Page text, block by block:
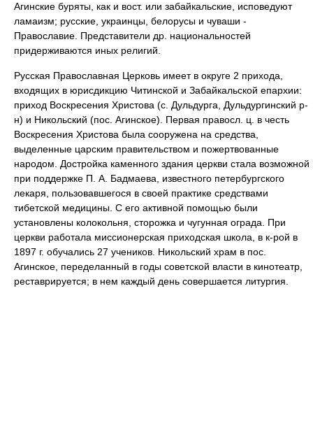
Агинские буряты, как и вост. или забайкальские, исповедуют
ламаизм; русские, украинцы, белорусы и чуваши -
Православие. Представители др. национальностей
придерживаются иных религий.
Русская Православная Церковь имеет в округе 2 прихода,
входящих в юрисдикцию Читинской и Забайкальской епархии:
приход Воскресения Христова (с. Дульдурга, Дульдургинский р-
н) и Никольский (пос. Агинское). Первая правосл. ц. в честь
Воскресения Христова была сооружена на средства,
выделенные царским правительством и пожертвованные
народом. Достройка каменного здания церкви стала возможной
при поддержке П. А. Бадмаева, известного петербургского
лекаря, пользовавшегося в своей практике средствами
тибетской медицины. С его активной помощью были
установлены колокольня, сторожка и чугунная ограда. При
церкви работала миссионерская приходская школа, в к-рой в
1897 г. обучались 27 учеников. Никольский храм в пос.
Агинское, переделанный в годы советской власти в кинотеатр,
реставрируется; в нем каждый день совершается литургия.